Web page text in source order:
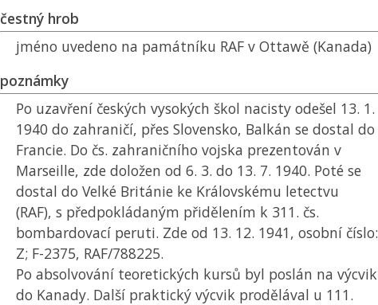
čestný hrob
jméno uvedeno na památníku RAF v Ottawě (Kanada)
poznámky
Po uzavření českých vysokých škol nacisty odešel 13. 1.
1940 do zahraničí, přes Slovensko, Balkán se dostal do
Francie. Do čs. zahraničního vojska prezentován v
Marseille, zde doložen od 6. 3. do 13. 7. 1940. Poté se
dostal do Velké Británie ke Královskému letectvu
(RAF), s předpokládaným přidělením k 311. čs.
bombardovací peruti. Zde od 13. 12. 1941, osobní číslo:
Z; F-2375, RAF/788225.
Po absolvování teoretických kursů byl poslán na výcvik
do Kanady. Další praktický výcvik prodělával u 111.